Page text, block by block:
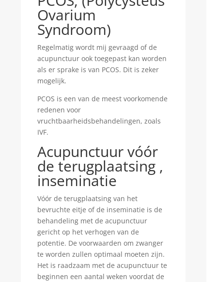
Ovarium
Syndroom)
Regelmatig wordt mij gevraagd of de
acupunctuur ook toegepast kan worden
als er sprake is van PCOS. Dit is zeker
mogelijk.
PCOS is een van de meest voorkomende
redenen voor
vruchtbaarheidsbehandelingen, zoals
IVF.
Acupunctuur vóór
de terugplaatsing ,
inseminatie
Vóór de terugplaatsing van het
bevruchte eitje of de inseminatie is de
behandeling met de acupunctuur
gericht op het verhogen van de
potentie. De voorwaarden om zwanger
te worden zullen optimaal moeten zijn.
Het is raadzaam met de acupunctuur te
beginnen een aantal weken voordat de